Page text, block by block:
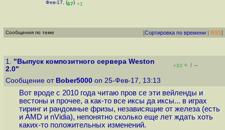
Фев-17, (67) +1
Сообщения по теме [Сортировка по времени | RSS]
1. "Выпуск композитного сервера Weston
2.0"
+33 + / –
Сообщение от Bober5000 on 25-Фев-17, 13:13
Вот вроде с 2010 года читаю пров се эти вейленды и
вестоны и прочее, а как-то все иксы да иксы... в играх
тиринг и рандомные фризы, независящие от железа (есть
и AMD и nVidia), непонятно сколько еще лет ждать хоть
каких-то положительных изменений.